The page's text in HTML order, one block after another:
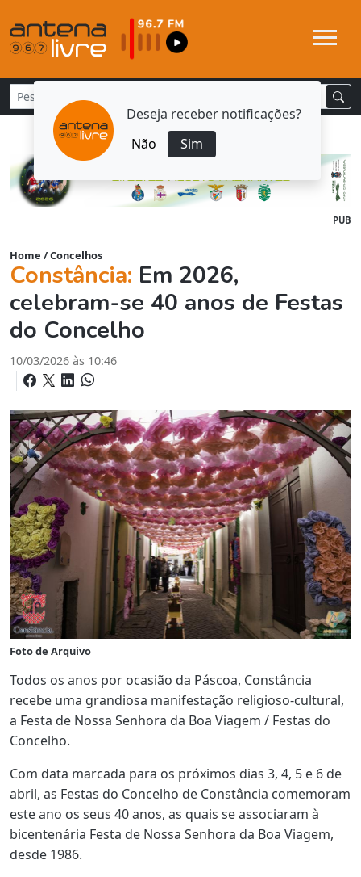
Deseja receber notificações?
Não
Sim
PUB
Home /Concelhos
Constância: Em 2026,
celebram-se 40 anos de Festas
do Concelho
10/03/2026 às 10:46
Foto de Arquivo
Todos os anos por ocasião da Páscoa, Constância
recebe uma grandiosa manifestação religioso-cultural,
a Festa de Nossa Senhora da Boa Viagem / Festas do
Concelho.
Com data marcada para os próximos dias 3, 4, 5 e 6 de
abril, as Festas do Concelho de Constância comemoram
este ano os seus 40 anos, as quais se associaram à
bicentenária Festa de Nossa Senhora da Boa Viagem,
desde 1986.